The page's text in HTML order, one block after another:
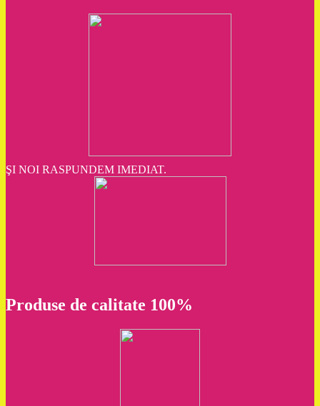
ŞI NOI RASPUNDEM IMEDIAT.
Produse de calitate 100%